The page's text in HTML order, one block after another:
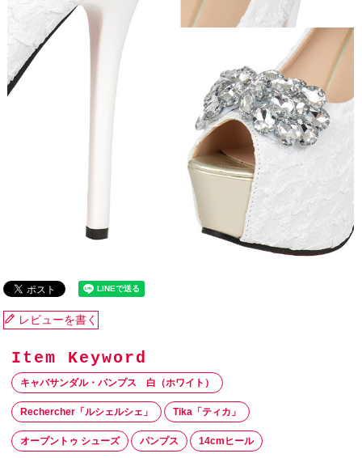
レビューを書く
キャバサンダル・パンプス 白（ホワイト）
Rechercher「ルシェルシェ」 Tika「ティカ」
オープントゥ シューズ パンプス 14cmヒール